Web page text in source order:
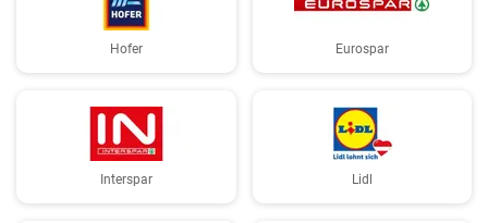
Hofer Eurospar
Interspar Lidl